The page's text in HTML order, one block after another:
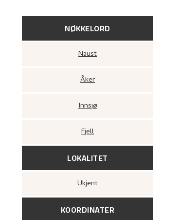
NØKKELORD
Naust
Åker
Innsjø
Fjell
LOKALITET
Ukjent
KOORDINATER